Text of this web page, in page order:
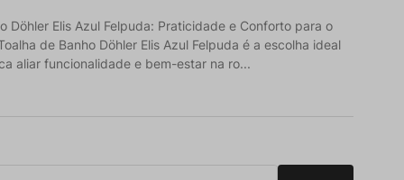
Döhler Elis Azul Felpuda: Praticidade e Conforto para o
de Banho Döhler Elis Azul Felpuda é a escolha ideal
aliar funcionalidade e bem-estar na ro...